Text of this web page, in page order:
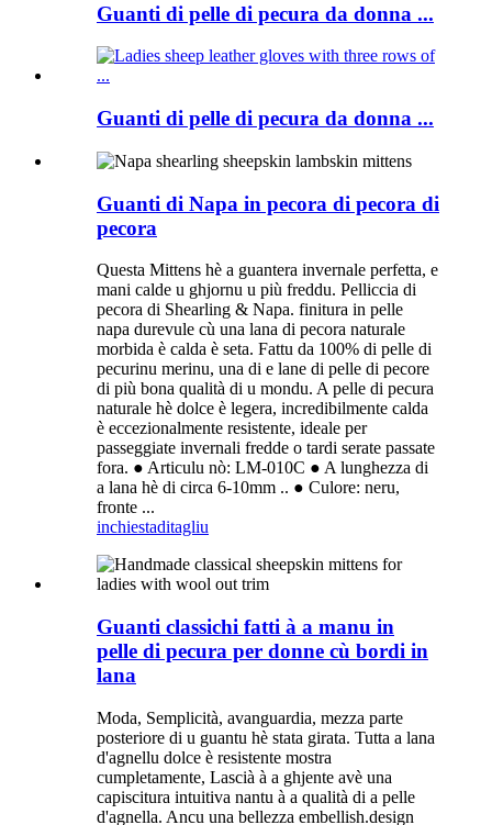
Guanti di pelle di pecura da donna ...
Guanti di pelle di pecura da donna ...
Guanti di Napa in pecora di pecora di
pecora
Questa Mittens hè a guantera invernale perfetta, e
mani calde u ghjornu u più freddu. Pelliccia di
pecora di Shearling & Napa. finitura in pelle
napa durevule cù una lana di pecora naturale
morbida è calda è seta. Fattu da 100% di pelle di
pecurinu merinu, una di e lane di pelle di pecore
di più bona qualità di u mondu. A pelle di pecura
naturale hè dolce è legera, incredibilmente calda
è eccezionalmente resistente, ideale per
passeggiate invernali fredde o tardi serate passate
fora. ● Articulu nò: LM-010C ● A lunghezza di
a lana hè di circa 6-10mm .. ● Culore: neru,
fronte ...
inchiestaditagliu
Guanti classichi fatti à a manu in
pelle di pecura per donne cù bordi in
lana
Moda, Semplicità, avanguardia, mezza parte
posteriore di u guantu hè stata girata. Tutta a lana
d'agnellu dolce è resistente mostra
cumpletamente, Lascià à a ghjente avè una
capiscitura intuitiva nantu à a qualità di a pelle
d'agnella. Ancu una bellezza embellish.design